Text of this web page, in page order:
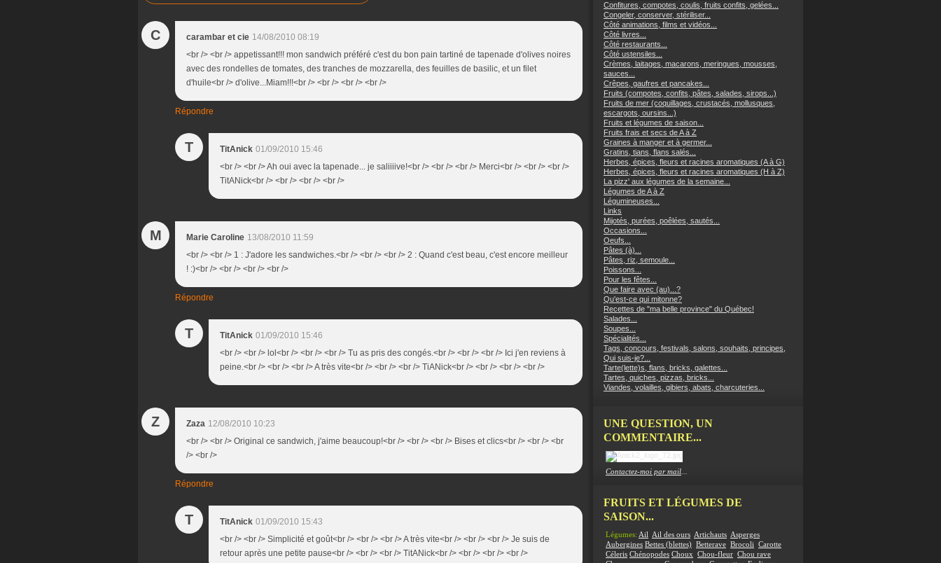
C carambar et cie 14/08/2010 08:19
<br /> <br /> appetissant!!! mon sandwich préféré c'est du bon pain tartiné de tapenade d'olives noires
avec des rondelles de tomates, des tranches de mozzarella, des feuilles de basilic, et un filet
d'huile<br /> d'olive...Miam!!!<br /> <br /> <br /> <br />
Répondre
T TitAnick 01/09/2010 15:46
<br /> <br /> Ah oui avec la tapenade... je saliiiive!<br /> <br /> <br /> Merci<br /> <br /> <br />
TitANick<br /> <br /> <br /> <br />
M Marie Caroline 13/08/2010 11:59
<br /> <br /> 1 : J'adore les sandwiches.<br /> <br /> <br /> 2 : Quand c'est beau, c'est encore meilleur
! :)<br /> <br /> <br /> <br />
Répondre
T TitAnick 01/09/2010 15:46
<br /> <br /> lol<br /> <br /> <br /> Tu as pris des congés.<br /> <br /> <br /> Ici j'en reviens à
peine.<br /> <br /> <br /> A très vite<br /> <br /> <br /> TiANick<br /> <br /> <br /> <br />
Z Zaza 12/08/2010 10:23
<br /> <br /> Original ce sandwich, j'aime beaucoup!<br /> <br /> <br /> Bises et clics<br /> <br /> <br
/> <br />
Répondre
T TitAnick 01/09/2010 15:43
<br /> <br /> Simplicité et goût<br /> <br /> <br /> A très vite<br /> <br /> <br /> Je suis de
retour après une petite pause<br /> <br /> <br /> TitANick<br /> <br /> <br /> <br />
Confitures, compotes, coulis, fruits confits, gelées...
Congeler, conserver, stériliser...
Côté animations, films et vidéos...
Côté livres...
Côté restaurants...
Côté ustensiles...
Crèmes, laitages, macarons, meringues, mousses,
sauces...
Crêpes, gaufres et pancakes...
Fruits (compotes, confits, pâtes, salades, sirops...)
Fruits de mer (coquillages, crustacés, mollusques,
escargots, oursins...)
Fruits et légumes de saison...
Fruits frais et secs de A à Z
Graines à manger et à germer...
Gratins, tians, flans salés...
Herbes, épices, fleurs et racines aromatiques (A à G)
Herbes, épices, fleurs et racines aromatiques (H à Z)
La pizz' aux légumes de la semaine...
Légumes de A à Z
Légumineuses...
Links
Mijotés, purées, poêlées, sautés...
Occasions...
Oeufs...
Pâtes (à)...
Pâtes, riz, semoule...
Poissons...
Pour les fêtes...
Que faire avec (au)...?
Qu'est-ce qui mitonne?
Recettes de "ma belle province" du Québec!
Salades...
Soupes...
Spécialités...
Tags, concours, festivals, salons, souhaits, principes,
Qui suis-je?...
Tarte(lette)s, flans, bricks, galettes...
Tartes, quiches, pizzas, bricks...
Viandes, volailles, gibiers, abats, charcuteries...
UNE QUESTION, UN
COMMENTAIRE...
Contactez-moi par mail
FRUITS ET LÉGUMES DE
SAISON...
Légumes: Ail Ail des ours Artichauts Asperges
Aubergines Bettes (blettes) Betterave Brocoli
Carotte
Céleris Chénopodes Choux Chou-fleur Chou rave